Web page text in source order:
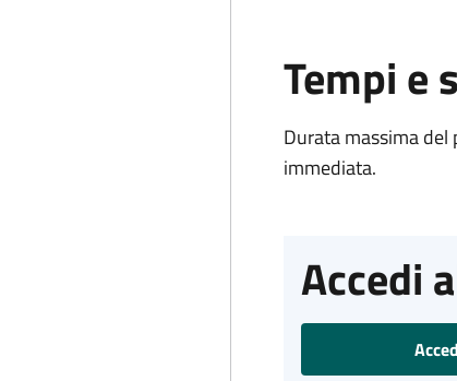
Tempi e
Durata massima
immediata.
Accedi